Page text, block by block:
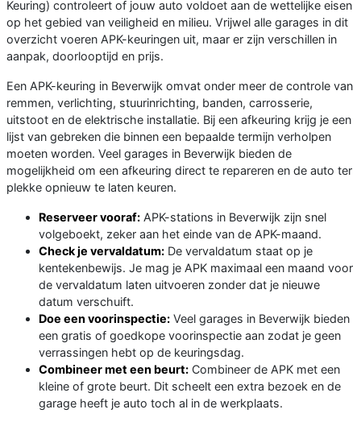
Keuring) controleert of jouw auto voldoet aan de wettelijke eisen
op het gebied van veiligheid en milieu. Vrijwel alle garages in dit
overzicht voeren APK-keuringen uit, maar er zijn verschillen in
aanpak, doorlooptijd en prijs.
Een APK-keuring in Beverwijk omvat onder meer de controle van
remmen, verlichting, stuurinrichting, banden, carrosserie,
uitstoot en de elektrische installatie. Bij een afkeuring krijg je een
lijst van gebreken die binnen een bepaalde termijn verholpen
moeten worden. Veel garages in Beverwijk bieden de
mogelijkheid om een afkeuring direct te repareren en de auto ter
plekke opnieuw te laten keuren.
Reserveer vooraf: APK-stations in Beverwijk zijn snel
volgeboekt, zeker aan het einde van de APK-maand.
Check je vervaldatum: De vervaldatum staat op je
kentekenbewijs. Je mag je APK maximaal een maand voor
de vervaldatum laten uitvoeren zonder dat je nieuwe
datum verschuift.
Doe een voorinspectie: Veel garages in Beverwijk bieden
een gratis of goedkope voorinspectie aan zodat je geen
verrassingen hebt op de keuringsdag.
Combineer met een beurt: Combineer de APK met een
kleine of grote beurt. Dit scheelt een extra bezoek en de
garage heeft je auto toch al in de werkplaats.